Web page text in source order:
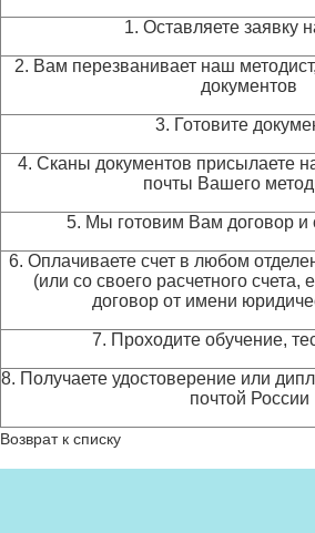
1. Оставляете заявку
2. Вам перезванивает наш
документов
3. Готовите
4. Сканы документов присылаете
почты Вашего
5. Мы готовим Вам договор и
6. Оплачиваете счет в любом
(или со своего расчетного
договор от имени
7. Проходите обучение,
8. Получаете удостоверение или
почтой России
Возврат к списку